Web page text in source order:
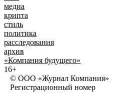
медиа
крипта
стиль
политика
расследования
архив
«Компания будущего»
16+
© ООО «Журнал Компания»
Регистрационный номер